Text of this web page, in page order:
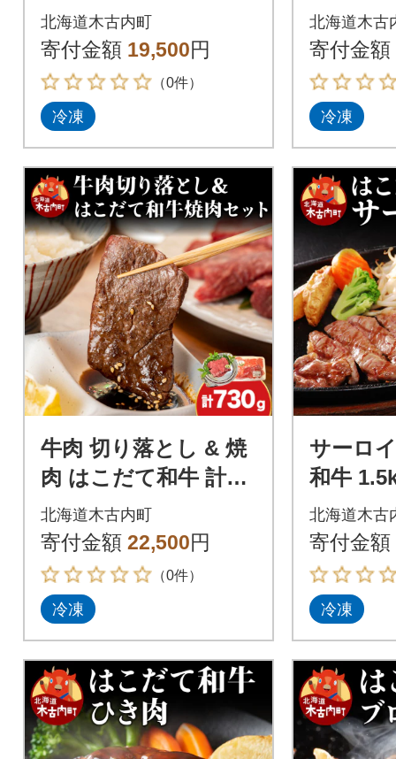
800g セット 和牛 牛
肉 肉 ビーフ 赤身
北海道木古内町
寄付金額 19,500円
（0件）
冷凍
久上工
北海道木古
寄付金額
冷凍
牛肉 切り落とし & 焼
肉 はこだて和牛 計73
0g 和牛 あか牛 焼肉セ
ット バーベキュー
北海道木古内町
寄付金額 22,500円
（0件）
冷凍
サーロ
和牛
ト ステ
北海道木古
寄付金額
冷凍